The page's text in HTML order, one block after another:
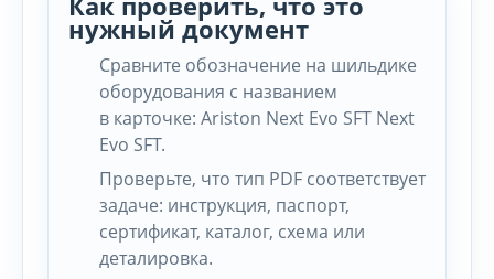
нужный документ
Сравните обозначение на шильдике
оборудования с названием
в карточке: Ariston Next Evo SFT Next
Evo SFT.
Проверьте, что тип PDF соответствует
задаче: инструкция, паспорт,
сертификат, каталог, схема или
деталировка.